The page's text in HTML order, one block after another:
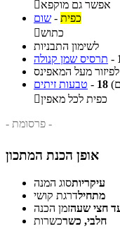
אפשר גם מוקפא
שום - כפית
כתוש
לשימון התבניות
תרסיס שמן קנולה -
לפיזור מעל המאפינס
טבעות זיתים - 18
כפית לכל מאפין
- פרסומת -
אופן הכנת המתכון
עיקריותסוג המנה
מתחילדרגת קושי
חצי שעהזמן הכנה
חלבי, כשרכשרות